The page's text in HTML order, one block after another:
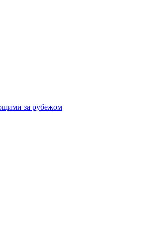
за рубежом